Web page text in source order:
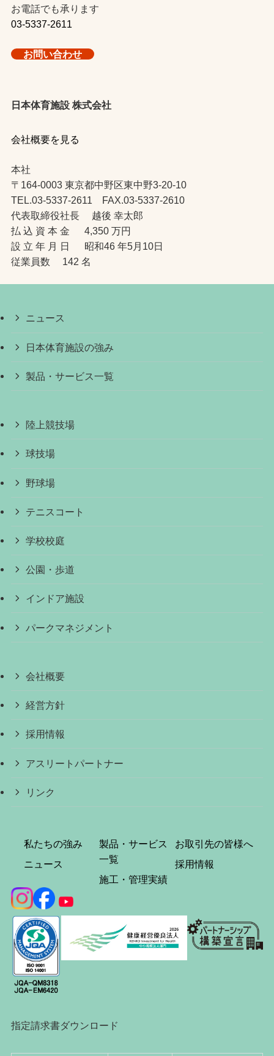
お電話でも承ります
03-5337-2611
お問い合わせ
日本体育施設 株式会社
会社概要を見る
本社
〒164-0003 東京都中野区東中野3-20-10
TEL.03-5337-2611 FAX.03-5337-2610
代表取締役社長 越後 幸太郎
払 込 資 本 金 4,350 万円
設 立 年 月 日 昭和46 年5月10日
従業員数 142 名
ニュース
日本体育施設の強み
製品・サービス一覧
陸上競技場
球技場
野球場
テニスコート
学校校庭
公園・歩道
インドア施設
パークマネジメント
会社概要
経営方針
採用情報
アスリートパートナー
リンク
私たちの強み
ニュース
製品・サービス
一覧
施工・管理実績
お取引先の皆様へ
採用情報
指定請求書ダウンロード